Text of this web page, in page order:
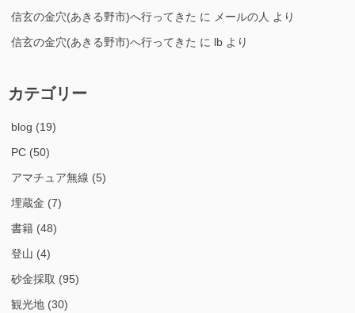
信玄の金穴(あきる野市)へ行ってきた に メールの人 より
信玄の金穴(あきる野市)へ行ってきた に lb より
カテゴリー
blog (19)
PC (50)
アマチュア無線 (5)
埋蔵金 (7)
書籍 (48)
登山 (4)
砂金採取 (95)
観光地 (30)